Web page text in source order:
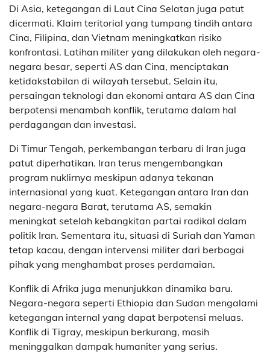
Di Asia, ketegangan di Laut Cina Selatan juga patut
dicermati. Klaim teritorial yang tumpang tindih antara
Cina, Filipina, dan Vietnam meningkatkan risiko
konfrontasi. Latihan militer yang dilakukan oleh negara-
negara besar, seperti AS dan Cina, menciptakan
ketidakstabilan di wilayah tersebut. Selain itu,
persaingan teknologi dan ekonomi antara AS dan Cina
berpotensi menambah konflik, terutama dalam hal
perdagangan dan investasi.
Di Timur Tengah, perkembangan terbaru di Iran juga
patut diperhatikan. Iran terus mengembangkan
program nuklirnya meskipun adanya tekanan
internasional yang kuat. Ketegangan antara Iran dan
negara-negara Barat, terutama AS, semakin
meningkat setelah kebangkitan partai radikal dalam
politik Iran. Sementara itu, situasi di Suriah dan Yaman
tetap kacau, dengan intervensi militer dari berbagai
pihak yang menghambat proses perdamaian.
Konflik di Afrika juga menunjukkan dinamika baru.
Negara-negara seperti Ethiopia dan Sudan mengalami
ketegangan internal yang dapat berpotensi meluas.
Konflik di Tigray, meskipun berkurang, masih
meninggalkan dampak humaniter yang serius.